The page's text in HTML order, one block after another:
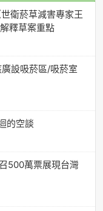
衛菸草減害專家王
釋草案重點
設吸菸區/吸菸室
的空談
500萬票展現台灣